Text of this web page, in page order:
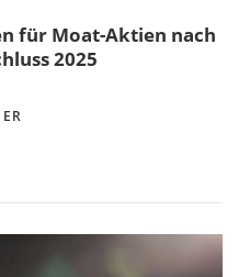
für Moat-Aktien nach
2025